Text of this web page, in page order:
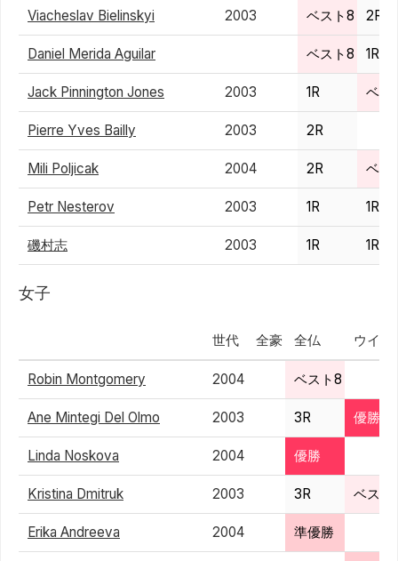
Viacheslav Bielinskyi 2003 ベスト8 2R
Daniel Merida Aguilar ベスト8 1R
Jack Pinnington Jones 2003 1R ベス
Pierre Yves Bailly 2003 2R
Mili Poljicak 2004 2R ベス
Petr Nesterov 2003 1R 1R
磯村志 2003 1R 1R
女子
世代 全豪 全仏 ウイン
Robin Montgomery 2004 ベスト8
Ane Mintegi Del Olmo 2003 3R 優勝
Linda Noskova 2004 優勝
Kristina Dmitruk 2003 3R ベスト
Erika Andreeva 2004 準優勝